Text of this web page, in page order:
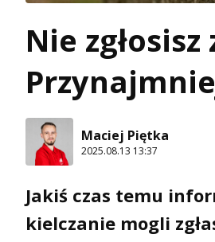
Nie
Maciej Piętka
2025.08.13 13:37
Jakiś czas temu
kielczanie mogli